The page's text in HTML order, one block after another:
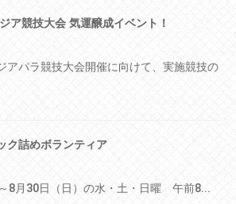
ア競技大会 気運醸成イベント！
アパラ競技大会開催に向けて、実施競技の
ク詰めボランティア
8月30日（日）の水・土・日曜 午前8...